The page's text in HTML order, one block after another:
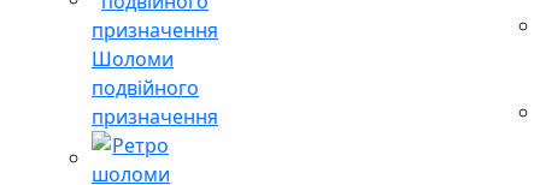
Шоломи
подвійного
призначення